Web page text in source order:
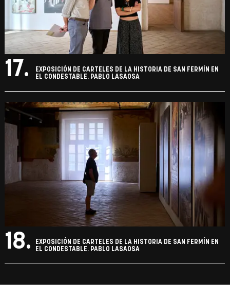
17.
EXPOSICIÓN DE CARTELES DE LA HISTORIA DE SAN FERMÍN EN
EL CONDESTABLE. PABLO LASAOSA
18.
EXPOSICIÓN DE CARTELES DE LA HISTORIA DE SAN FERMÍN EN
EL CONDESTABLE. PABLO LASAOSA